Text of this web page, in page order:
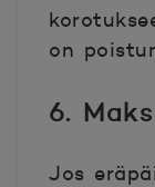
on
6.
Jos